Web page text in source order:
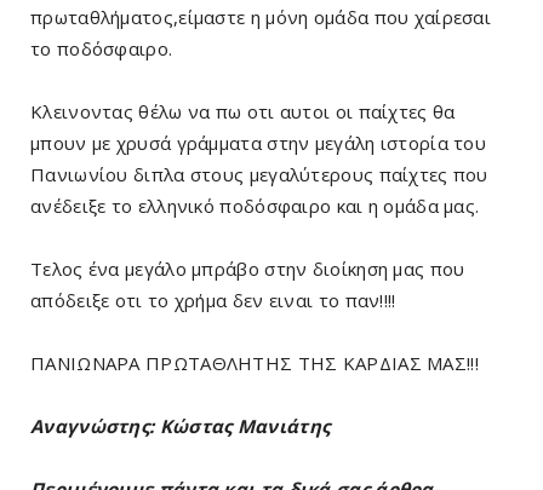
πρωταθλήματος,είμαστε η μόνη ομάδα που χαίρεσαι
το ποδόσφαιρο.
Κλεινοντας θέλω να πω οτι αυτοι οι παίχτες θα
μπουν με χρυσά γράμματα στην μεγάλη ιστορία του
Πανιωνίου διπλα στους μεγαλύτερους παίχτες που
ανέδειξε το ελληνικό ποδόσφαιρο και η ομάδα μας.
Τελος ένα μεγάλο μπράβο στην διοίκηση μας που
απόδειξε οτι το χρήμα δεν ειναι το παν!!!!
ΠΑΝΙΩΝΑΡΑ ΠΡΩΤΑΘΛΗΤΗΣ ΤΗΣ ΚΑΡΔΙΑΣ ΜΑΣ!!!
Αναγνώστης: Κώστας Μανιάτης